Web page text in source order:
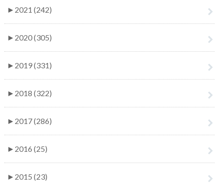
► 2021 (242)
► 2020 (305)
► 2019 (331)
► 2018 (322)
► 2017 (286)
► 2016 (25)
► 2015 (23)